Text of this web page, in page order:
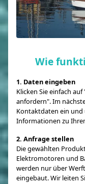
Wie
1. Daten eingeben
Klicken Sie einfach
anfordern". Im
Kontaktdaten ein
Informationen zu
2. Anfrage stellen
Die gewählten
Elektromotoren und
werden nur über
eingebaut. Wir leiten